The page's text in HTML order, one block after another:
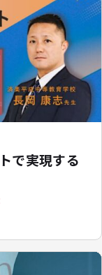
で実現する